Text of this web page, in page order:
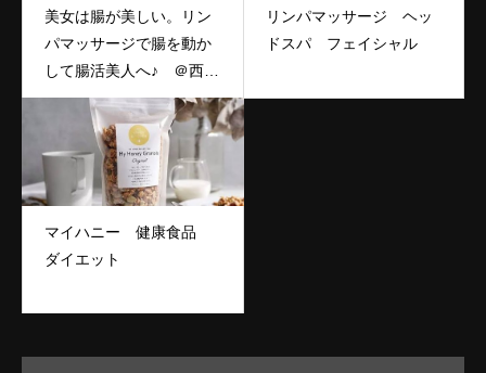
美女は腸が美しい。リン
パマッサージで腸を動か
して腸活美人へ♪ ＠西新
リラクゼーションサロン
リンパマッサージ ヘッ
ドスパ フェイシャル
マイハニー 健康食品
ダイエット